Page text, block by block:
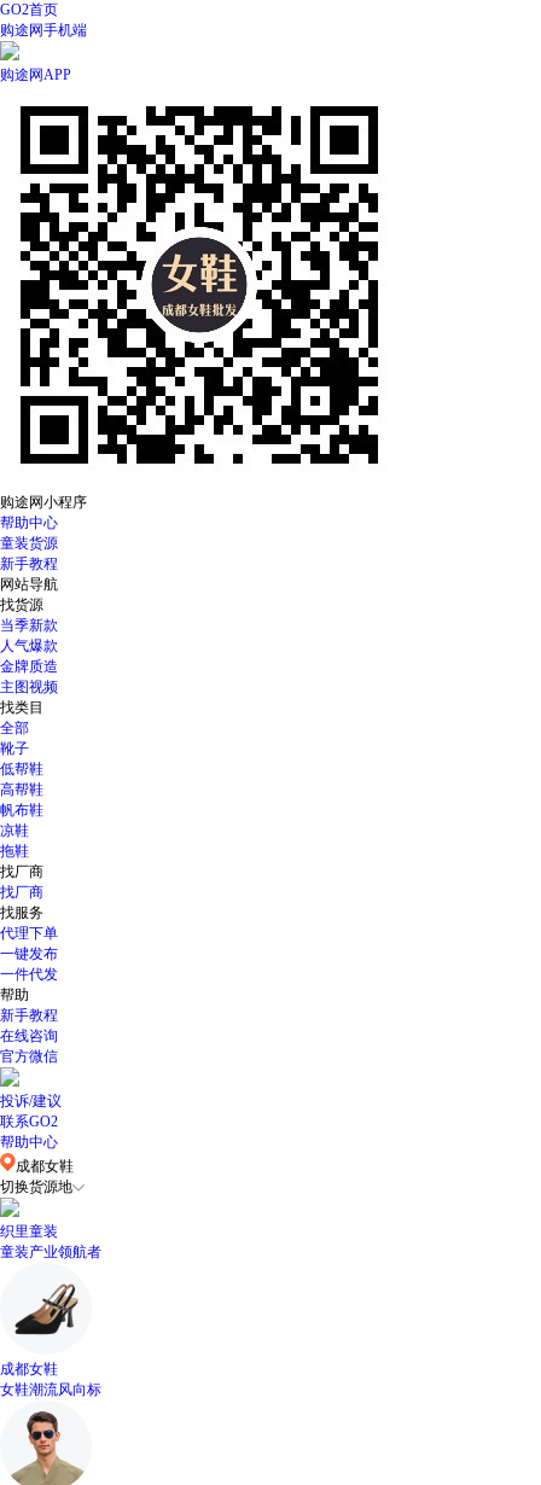
GO2首页
购途网手机端
购途网APP
购途网小程序
帮助中心
童装货源
新手教程
网站导航
找货源
当季新款
人气爆款
金牌质造
主图视频
找类目
全部
靴子
低帮鞋
高帮鞋
帆布鞋
凉鞋
拖鞋
找厂商
找厂商
找服务
代理下单
一键发布
一件代发
帮助
新手教程
在线咨询
官方微信
投诉/建议
联系GO2
帮助中心
成都女鞋
切换货源地
织里童装
童装产业领航者
成都女鞋
女鞋潮流风向标